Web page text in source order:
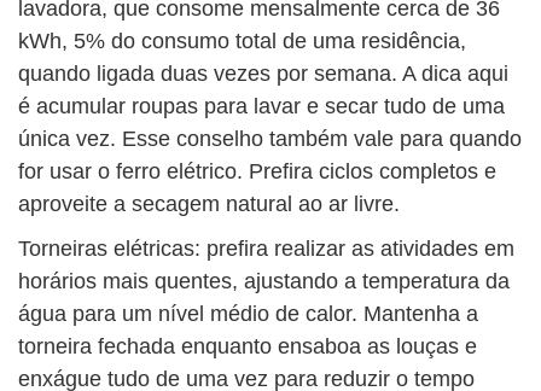
lavadora, que consome mensalmente cerca de 36
kWh, 5% do consumo total de uma residência,
quando ligada duas vezes por semana. A dica aqui
é acumular roupas para lavar e secar tudo de uma
única vez. Esse conselho também vale para quando
for usar o ferro elétrico. Prefira ciclos completos e
aproveite a secagem natural ao ar livre.
Torneiras elétricas: prefira realizar as atividades em
horários mais quentes, ajustando a temperatura da
água para um nível médio de calor. Mantenha a
torneira fechada enquanto ensaboa as louças e
enxágue tudo de uma vez para reduzir o tempo